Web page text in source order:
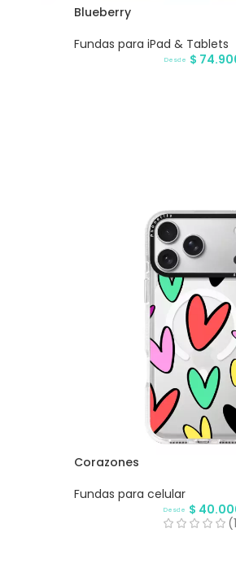
Blueberry
Fundas para iPad & Tablets
Desde $
Corazones
Fundas para celular
Desde $